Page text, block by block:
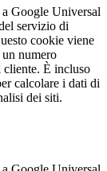
Google Universal
servizio di
cookie viene
numero
cliente. È incluso
calcolare i dati di
dei siti.